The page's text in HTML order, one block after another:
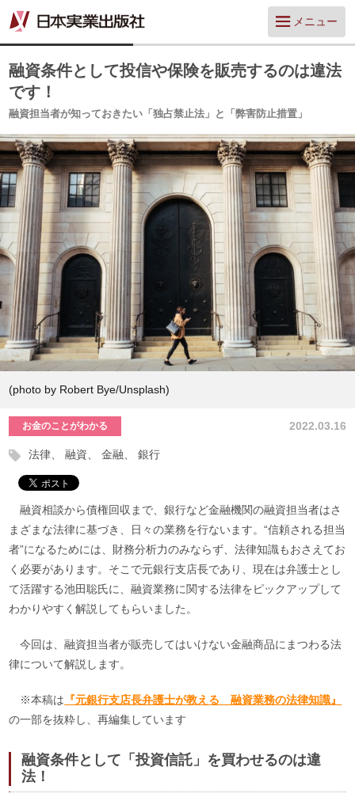
メニュー
融資条件として投信や保険を販売するのは違法
です！
融資担当者が知っておきたい「独占禁止法」と「弊害防止措置」
(photo by Robert Bye/Unsplash)
2022.03.16
お金のことがわかる
法律 融資 金融 銀行
融資相談から債権回収まで、銀行など金融機関の融資担当者はさ
まざまな法律に基づき、日々の業務を行ないます。“信頼される担当
者”になるためには、財務分析力のみならず、法律知識もおさえてお
く必要があります。そこで元銀行支店長であり、現在は弁護士とし
て活躍する池田聡氏に、融資業務に関する法律をピックアップして
わかりやすく解説してもらいました。
今回は、融資担当者が販売してはいけない金融商品にまつわる法
律について解説します。
※本稿は 『元銀行支店長弁護士が教える 融資業務の法律知識』
の一部を抜粋し、再編集しています
融資条件として「投資信託」を買わせるのは違
法！